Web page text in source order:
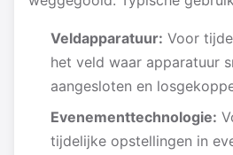
Veldapparatuur: Voor
het veld waar apparatuur
aangesloten en
Evenementtechnologie:
tijdelijke opstellingen in